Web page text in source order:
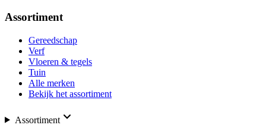
Assortiment
Gereedschap
Verf
Vloeren & tegels
Tuin
Alle merken
Bekijk het assortiment
Assortiment